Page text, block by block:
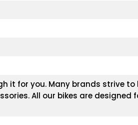
it for you. Many brands strive
All our bikes are designed